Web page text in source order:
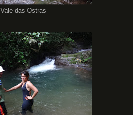
Vale das Ostras